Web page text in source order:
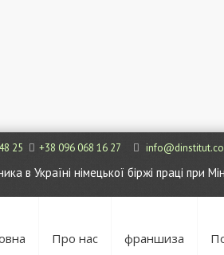
25 +38 096 068 16 27
в Україні німецької біржі праці при
Про нас франшиза